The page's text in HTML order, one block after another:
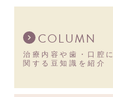
COLUMN
治療内容や歯・口腔に
関する豆知識を紹介